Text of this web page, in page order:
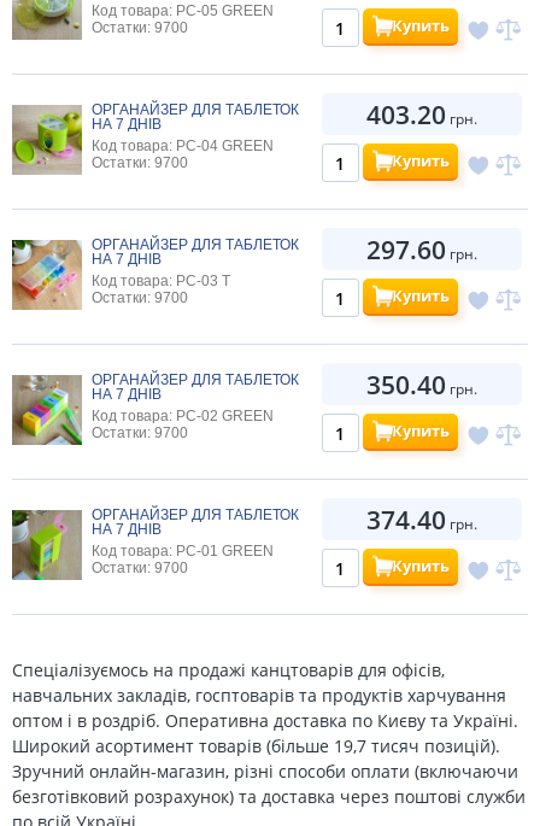
Код товара: PC-05 GREEN
Остатки: 9700
Купить
ОРГАНАЙЗЕР ДЛЯ ТАБЛЕТОК
НА 7 ДНІВ
Код товара: PC-04 GREEN
Остатки: 9700
403.20 грн.
Купить
ОРГАНАЙЗЕР ДЛЯ ТАБЛЕТОК
НА 7 ДНІВ
Код товара: PC-03 T
Остатки: 9700
297.60 грн.
Купить
ОРГАНАЙЗЕР ДЛЯ ТАБЛЕТОК
НА 7 ДНІВ
Код товара: PC-02 GREEN
Остатки: 9700
350.40 грн.
Купить
ОРГАНАЙЗЕР ДЛЯ ТАБЛЕТОК
НА 7 ДНІВ
Код товара: PC-01 GREEN
Остатки: 9700
374.40 грн.
Купить
Спеціалізуємось на продажі канцтоварів для офісів,
навчальних закладів, госптоварів та продуктів харчування
оптом і в роздріб. Оперативна доставка по Києву та Україні.
Широкий асортимент товарів (більше 19,7 тисяч позицій).
Зручний онлайн-магазин, різні способи оплати (включаючи
безготівковий розрахунок) та доставка через поштові служби